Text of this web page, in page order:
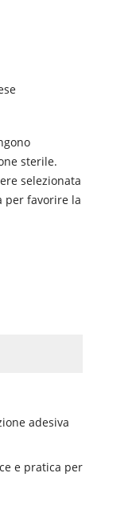
sterile.
selezionata
per favorire la
adesiva
e pratica per